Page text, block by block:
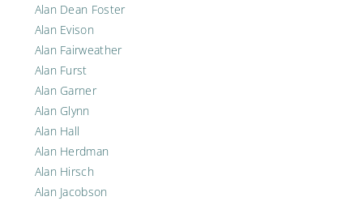
Alan Dean Foster
Alan Evison
Alan Fairweather
Alan Furst
Alan Garner
Alan Glynn
Alan Hall
Alan Herdman
Alan Hirsch
Alan Jacobson